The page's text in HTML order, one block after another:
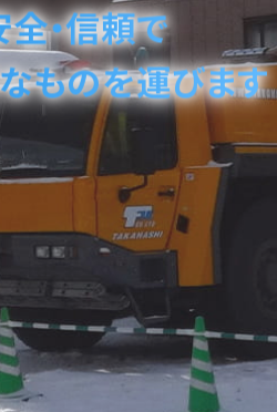
全・信頼で
ものを運びます